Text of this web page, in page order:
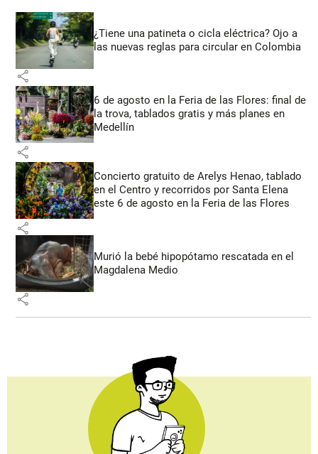
¿Tiene una patineta o cicla eléctrica? Ojo a
las nuevas reglas para circular en Colombia
share
6 de agosto en la Feria de las Flores: final de
la trova, tablados gratis y más planes en
Medellín
share
Concierto gratuito de Arelys Henao, tablado
en el Centro y recorridos por Santa Elena
este 6 de agosto en la Feria de las Flores
share
Murió la bebé hipopótamo rescatada en el
Magdalena Medio
share